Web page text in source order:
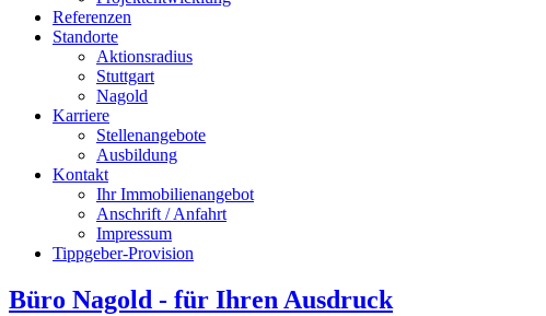
Referenzen
Standorte
Aktionsradius
Stuttgart
Nagold
Karriere
Stellenangebote
Ausbildung
Kontakt
Ihr Immobilienangebot
Anschrift / Anfahrt
Impressum
Tippgeber-Provision
Büro Nagold - für Ihren Ausdruck